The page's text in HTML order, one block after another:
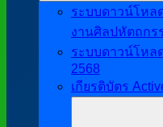
ระบบดาวน์โหล
งานศิลปหัตถกร
ระบบดาวน์โห
2568
เกียรติบัตร